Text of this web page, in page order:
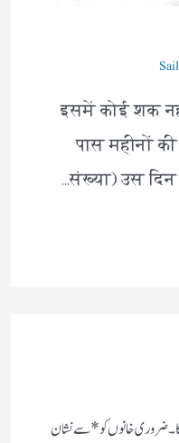
इसमें कोई शक
पास महीनों
संख्या) उस
ضروری خانوں کو*سے نشان